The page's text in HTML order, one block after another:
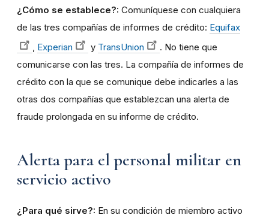
¿Cómo se establece?: Comuníquese con cualquiera
de las tres compañías de informes de crédito: Equifax
Experian y TransUnion
. No tiene que
comunicarse con las tres. La compañía de informes de
crédito con la que se comunique debe indicarles a las
otras dos compañías que establezcan una alerta de
fraude prolongada en su informe de crédito.
Alerta para el personal militar en
servicio activo
¿Para qué sirve?: En su condición de miembro activo